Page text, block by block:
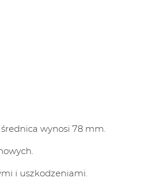
wynosi 78 mm.
i uszkodzeniami.